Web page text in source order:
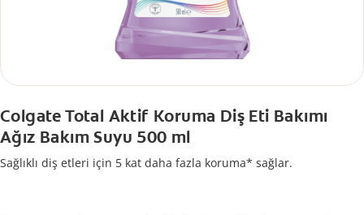
Colgate Total Aktif Koruma Diş Eti Bakımı
Ağız Bakım Suyu 500 ml
Sağlıklı diş etleri için 5 kat daha fazla koruma* sağlar.